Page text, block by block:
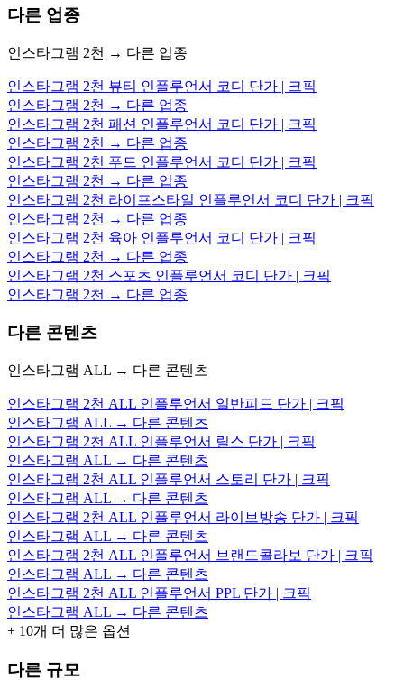
다른 업종
인스타그램 2천 → 다른 업종
인스타그램 2천 뷰티 인플루언서 코디 단가 | 크픽
인스타그램 2천 → 다른 업종
인스타그램 2천 패션 인플루언서 코디 단가 | 크픽
인스타그램 2천 → 다른 업종
인스타그램 2천 푸드 인플루언서 코디 단가 | 크픽
인스타그램 2천 → 다른 업종
인스타그램 2천 라이프스타일 인플루언서 코디 단가 | 크픽
인스타그램 2천 → 다른 업종
인스타그램 2천 육아 인플루언서 코디 단가 | 크픽
인스타그램 2천 → 다른 업종
인스타그램 2천 스포츠 인플루언서 코디 단가 | 크픽
인스타그램 2천 → 다른 업종
다른 콘텐츠
인스타그램 ALL → 다른 콘텐츠
인스타그램 2천 ALL 인플루언서 일반피드 단가 | 크픽
인스타그램 ALL → 다른 콘텐츠
인스타그램 2천 ALL 인플루언서 릴스 단가 | 크픽
인스타그램 ALL → 다른 콘텐츠
인스타그램 2천 ALL 인플루언서 스토리 단가 | 크픽
인스타그램 ALL → 다른 콘텐츠
인스타그램 2천 ALL 인플루언서 라이브방송 단가 | 크픽
인스타그램 ALL → 다른 콘텐츠
인스타그램 2천 ALL 인플루언서 브랜드콜라보 단가 | 크픽
인스타그램 ALL → 다른 콘텐츠
인스타그램 2천 ALL 인플루언서 PPL 단가 | 크픽
인스타그램 ALL → 다른 콘텐츠
+ 10개 더 많은 옵션
다른 규모